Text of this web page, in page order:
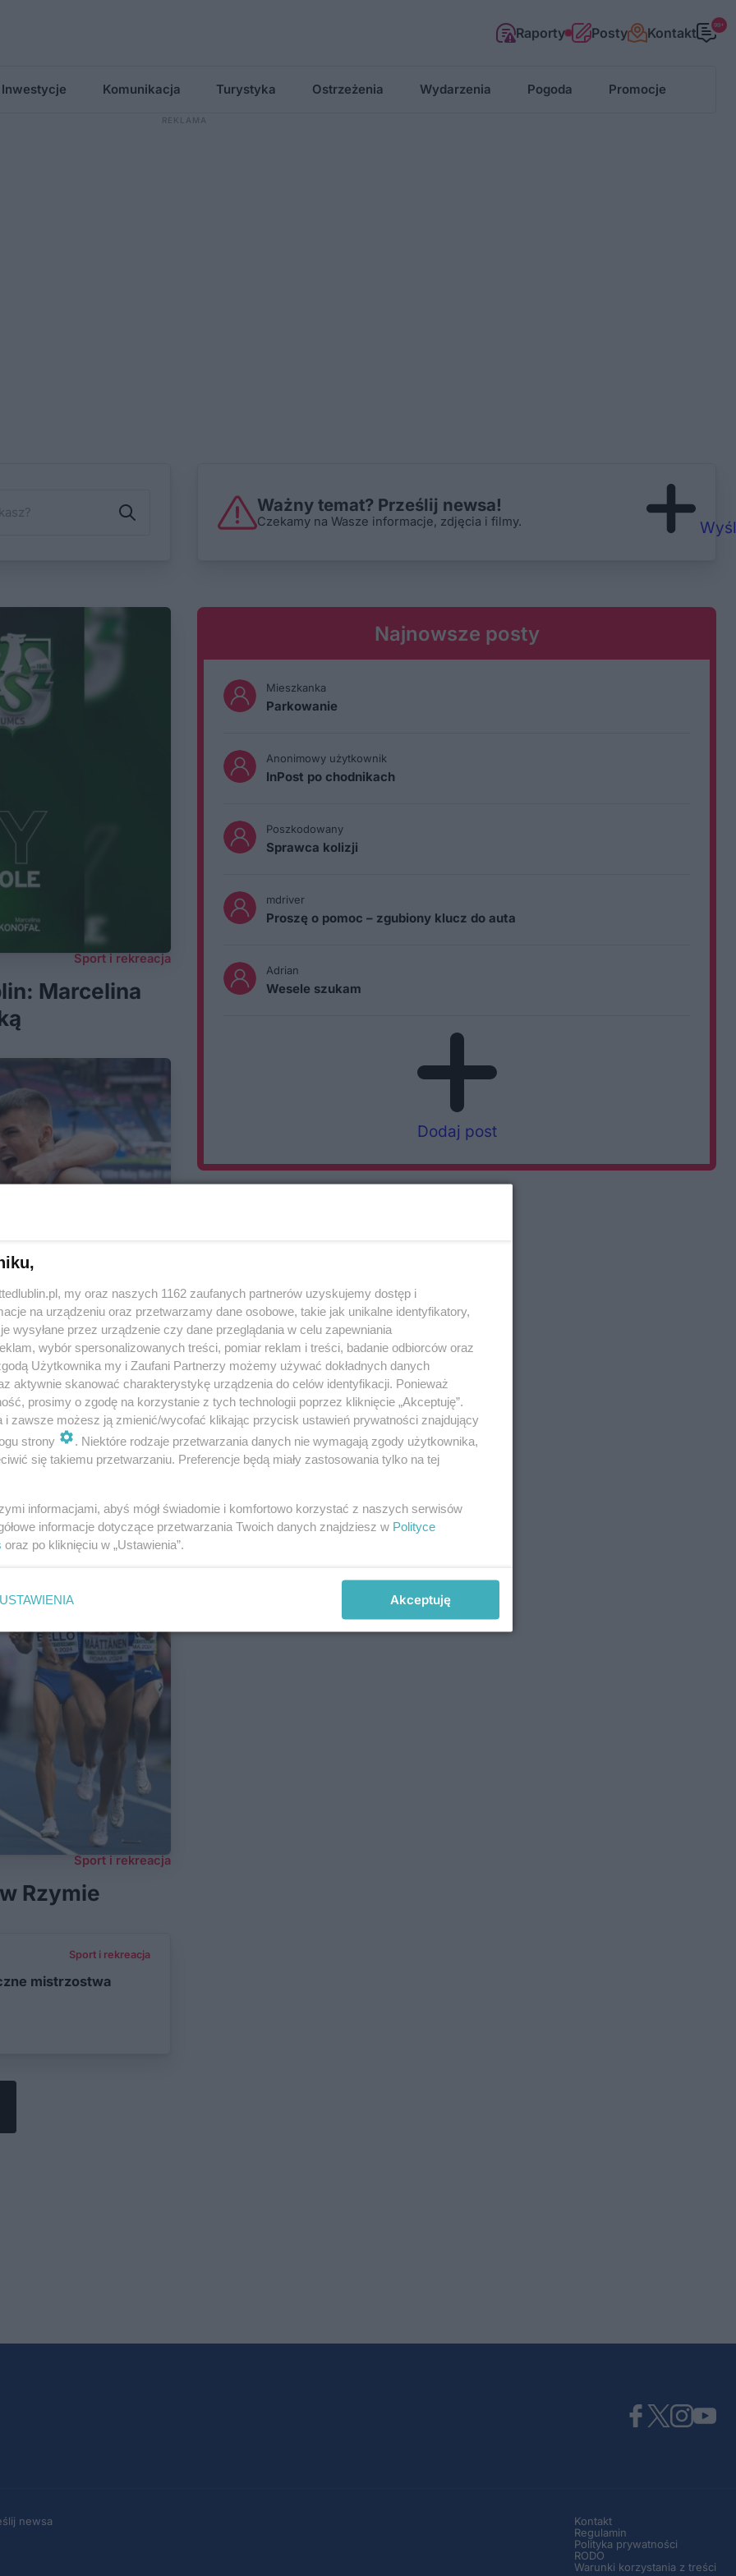
Raporty Posty Kontakt 99+
Inwestycje Komunikacja Turystyka Ostrzeżenia Wydarzenia Pogoda Promocje
Ważny temat? Prześlij newsa!
Czekamy na Wasze informacje, zdjęcia i filmy.
Sport i rekreacja
Marcelina
Sport i rekreacja
sezon w
Sport i rekreacja
Rzymie
Sport i rekreacja
mistrzostwa
Najnowsze posty
Mieszkanka
Parkowanie
Anonimowy użytkownik
InPost po chodnikach
Poszkodowany
Sprawca kolizji
mdriver
Proszę o pomoc – zgubiony klucz do auta
Adrian
Wesele szukam
Dodaj post
newsa
Kontakt
Regulamin
Polityka prywatności
RODO
Warunki korzystania z treści
my oraz naszych 1162 zaufanych partnerów uzyskujemy dostęp i
na urządzeniu oraz przetwarzamy dane osobowe, takie jak unikalne identyfikatory,
wysyłane przez urządzenie czy dane przeglądania w celu zapewniania
wybór spersonalizowanych treści, pomiar reklam i treści, badanie odbiorców oraz
Użytkownika my i Zaufani Partnerzy możemy używać dokładnych danych
aktywnie skanować charakterystykę urządzenia do celów identyfikacji. Ponieważ
prosimy o zgodę na korzystanie z tych technologii poprzez kliknięcie „Akceptuję”.
i zawsze możesz ją zmienić/wycofać klikając przycisk ustawień prywatności znajdujący
strony
. Niektóre rodzaje przetwarzania danych nie wymagają zgody użytkownika,
się takiemu przetwarzaniu. Preferencje będą miały zastosowania tylko na tej
informacjami, abyś mógł świadomie i komfortowo korzystać z naszych serwisów
informacje dotyczące przetwarzania Twoich danych znajdziesz w Polityce
oraz po kliknięciu w „Ustawienia”.
USTAWIENIA Akceptuję